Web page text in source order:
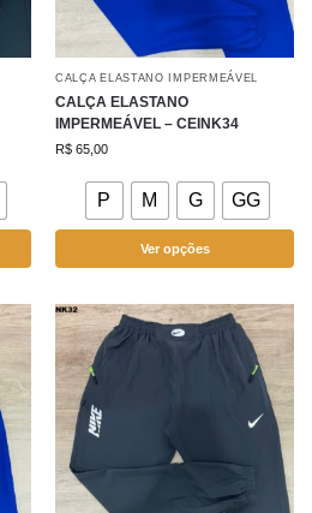
CALÇA ELASTANO IMPERMEÁVEL
CALÇA ELASTANO
IMPERMEÁVEL – CEINK34
R$ 65,00
P M G GG
Ver opções